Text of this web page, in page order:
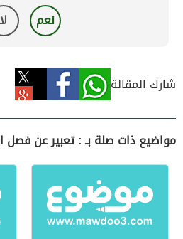
نعم لا
شارك المقالة
مواضيع ذات صلة بـ : تعبير عن فصل